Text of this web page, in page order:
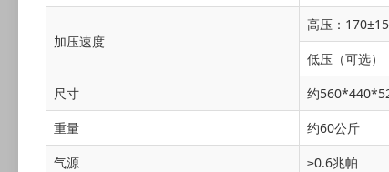
加压速度
高压：
低压（可选）
尺寸
约
重量
约60公斤
气源
≥0.6兆帕